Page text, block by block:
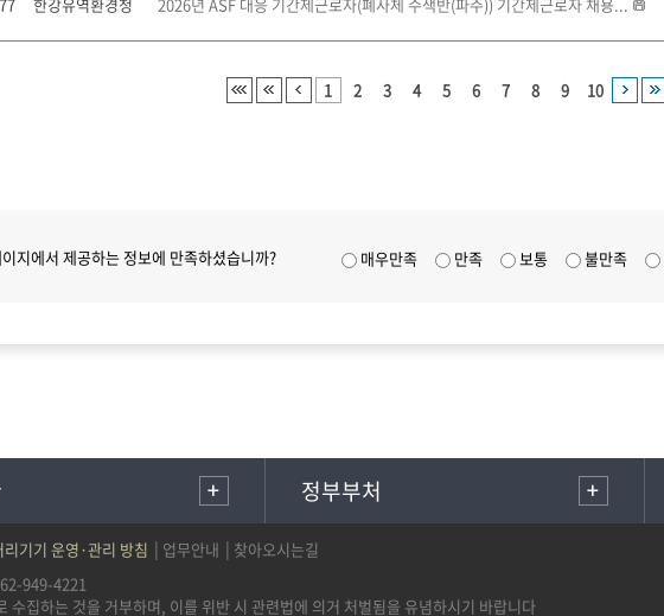
1 2 3 4 5 6 7 8 9 10
지에서 제공하는 정보에 만족하셨습니까? 매우만족 만족 보통 불만족
정부부처
기기 운영·관리 방침 업무안내
찾아오시는길
949-4221
수집하는 것을 거부하며, 이를 위반 시 관련법에 의거 처벌됨을 유념하시기 바랍니다